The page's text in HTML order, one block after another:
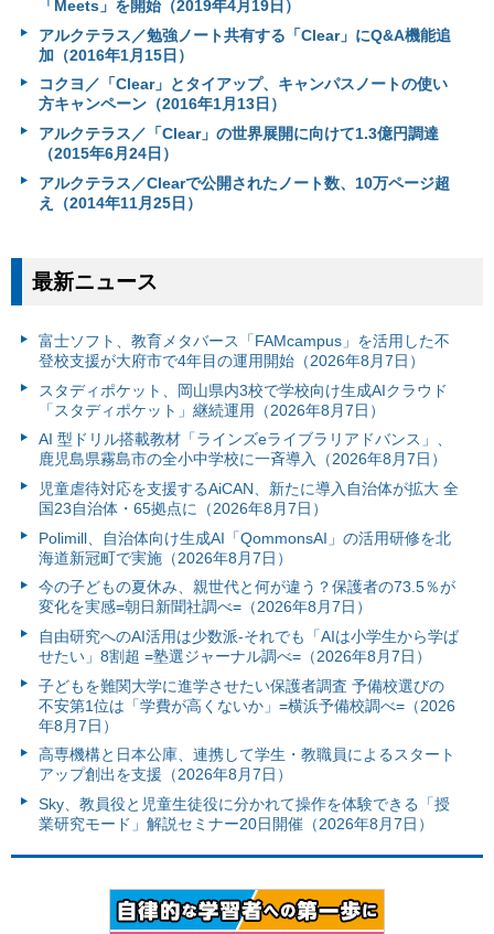
「Meets」を開始（2019年4月19日）
アルクテラス／勉強ノート共有する「Clear」にQ&A機能追
加（2016年1月15日）
コクヨ／「Clear」とタイアップ、キャンパスノートの使い
方キャンペーン（2016年1月13日）
アルクテラス／「Clear」の世界展開に向けて1.3億円調達
（2015年6月24日）
アルクテラス／Clearで公開されたノート数、10万ページ超
え（2014年11月25日）
最新ニュース
富⼠ソフト、教育メタバース「FAMcampus」を活用した不
登校支援が大府市で4年目の運用開始（2026年8月7日）
スタディポケット、岡山県内3校で学校向け生成AIクラウド
「スタディポケット」継続運用（2026年8月7日）
AI 型ドリル搭載教材「ラインズeライブラリアドバンス」、
鹿児島県霧島市の全小中学校に一斉導入（2026年8月7日）
児童虐待対応を支援するAiCAN、新たに導入自治体が拡大 全
国23自治体・65拠点に（2026年8月7日）
Polimill、自治体向け生成AI「QommonsAI」の活用研修を北
海道新冠町で実施（2026年8月7日）
今の子どもの夏休み、親世代と何が違う？保護者の73.5％が
変化を実感=朝日新聞社調べ=（2026年8月7日）
自由研究へのAI活用は少数派-それでも「AIは小学生から学ば
せたい」8割超 =塾選ジャーナル調べ=（2026年8月7日）
子どもを難関大学に進学させたい保護者調査 予備校選びの
不安第1位は「学費が高くないか」=横浜予備校調べ=（2026
年8月7日）
高専機構と日本公庫、連携して学生・教職員によるスタート
アップ創出を支援（2026年8月7日）
Sky、教員役と児童生徒役に分かれて操作を体験できる「授
業研究モード」解説セミナー20日開催（2026年8月7日）